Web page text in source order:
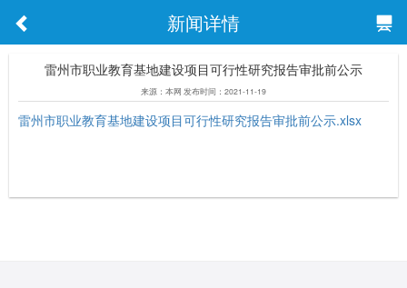
新闻详情
雷州市职业教育基地建设项目可行性研究报告审批前公示
来源：本网 发布时间：2021-11-19
雷州市职业教育基地建设项目可行性研究报告审批前公示.xlsx